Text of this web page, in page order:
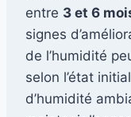
entre 3 et 6
signes
de l’humidité
selon l’état
d’humidité